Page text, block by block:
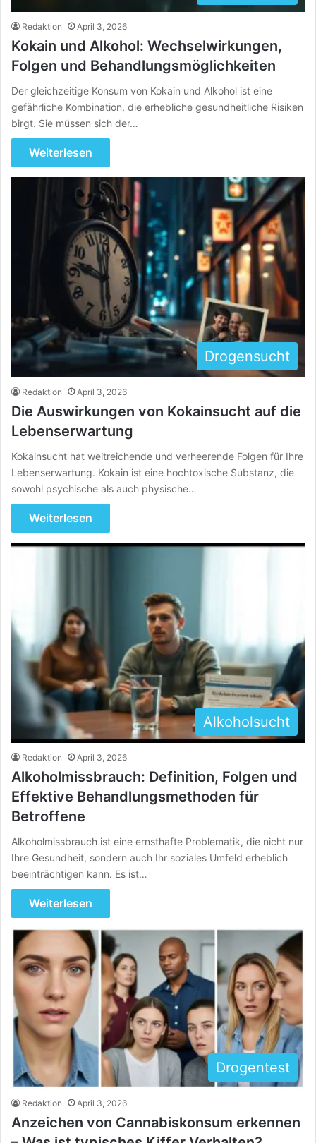
Redaktion April 3, 2026
Kokain und Alkohol: Wechselwirkungen,
Folgen und Behandlungsmöglichkeiten
Der gleichzeitige Konsum von Kokain und Alkohol ist eine
gefährliche Kombination, die erhebliche gesundheitliche Risiken
birgt. Sie müssen sich der…
Weiterlesen
Drogensucht
Redaktion April 3, 2026
Die Auswirkungen von Kokainsucht auf die
Lebenserwartung
Kokainsucht hat weitreichende und verheerende Folgen für Ihre
Lebenserwartung. Kokain ist eine hochtoxische Substanz, die
sowohl psychische als auch physische…
Weiterlesen
Alkoholsucht
Redaktion April 3, 2026
Alkoholmissbrauch: Definition, Folgen und
Effektive Behandlungsmethoden für
Betroffene
Alkoholmissbrauch ist eine ernsthafte Problematik, die nicht nur
Ihre Gesundheit, sondern auch Ihr soziales Umfeld erheblich
beeinträchtigen kann. Es ist…
Weiterlesen
Drogentest
Redaktion April 3, 2026
Anzeichen von Cannabiskonsum erkennen